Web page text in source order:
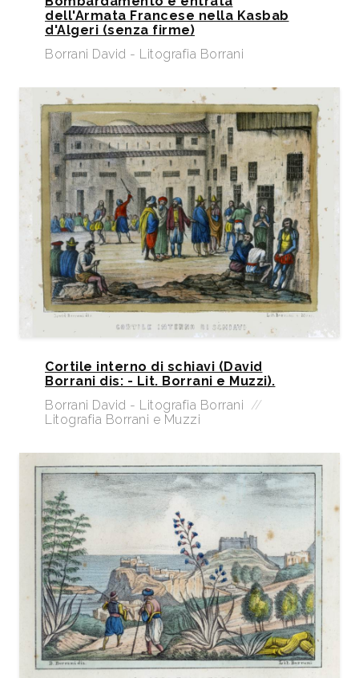
dell'Armata Francese nella Kasbab
d'Algeri (senza firme)
Borrani David - Litografia Borrani
Cortile interno di schiavi (David
Borrani dis: - Lit. Borrani e Muzzi).
Borrani David - Litografia Borrani //
Litografia Borrani e Muzzi